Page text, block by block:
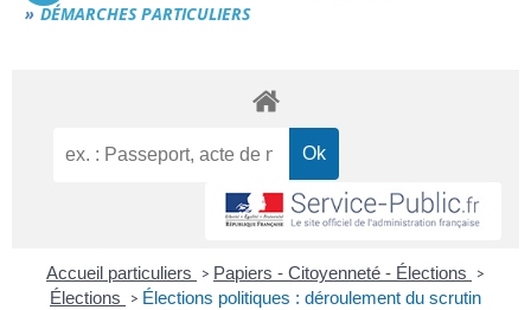
DÉMARCHES PARTICULIERS
Accueil particuliers > Papiers - Citoyenneté - Élections >
Élections > Élections politiques : déroulement du scrutin